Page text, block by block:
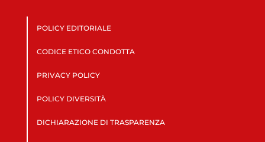
POLICY EDITORIALE
CODICE ETICO CONDOTTA
PRIVACY POLICY
POLICY DIVERSITÀ
DICHIARAZIONE DI TRASPARENZA